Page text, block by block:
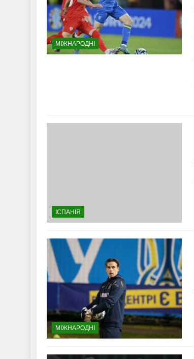
МІЖНАРОДНІ
ІСПАНІЯ
МІЖНАРОДНІ